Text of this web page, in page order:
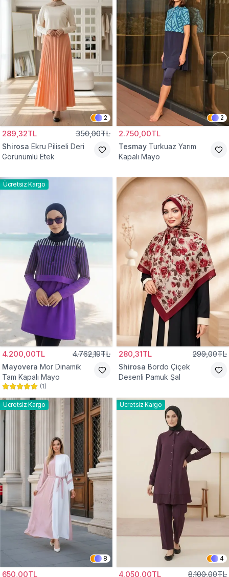
2
289,32TL 350,00TL
Shirosa Ekru Piliseli Deri
Görünümlü Etek
2
2.750,00TL
Tesmay Turkuaz Yarım
Kapalı Mayo
Ücretsiz Kargo
4.200,00TL 4.762,19TL
Mayovera Mor Dinamik
Tam Kapalı Mayo
(1)
280,31TL 299,00TL
Shirosa Bordo Çiçek
Desenli Pamuk Şal
Ücretsiz Kargo
8
650,00TL
Ücretsiz Kargo
4
4.050,00TL 8.100,00TL